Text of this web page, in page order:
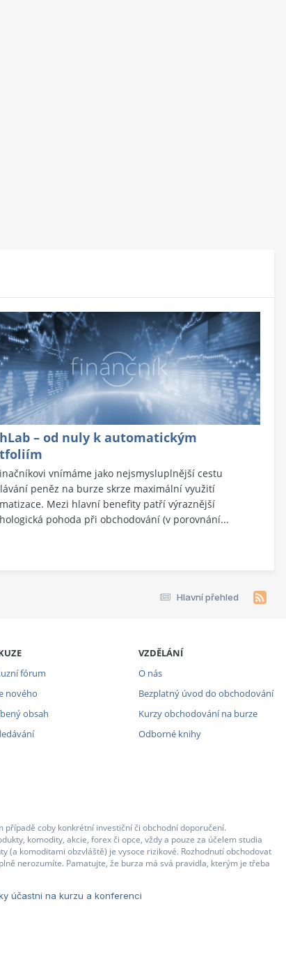
– od nuly k automatickým
vnímáme jako nejsmysluplnější cestu
peněz na burze skrze maximální využití
Mezi hlavní benefity patří výraznější
pohoda při obchodování (v porovnání...
Hlavní přehled
fórum
nového
obsah
VZDĚLÁNÍ
O nás
Bezplatný úvod do obchodování
Kurzy obchodování na burze
Odborné knihy
případě coby konkrétní investiční či obchodní doporučení.
komodity, akcie, forex či opce, vždy a pouze za účelem studia
(a komoditami obzvláště) je vysoce rizikové. Rozhodnutí obchodovat
nerozumíte. Pamatujte, že burza má svá pravidla, kterým je třeba
účastni na kurzu a konferenci